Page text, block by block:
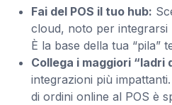
Fai del POS il tuo hub:
cloud, noto per
È la base della tua “pila”
Collega i maggiori “ladri
integrazioni più
di ordini online al POS è